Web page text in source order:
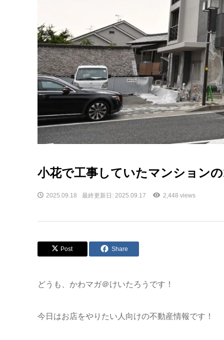
小花で工事していたマンション
2025.09.18 最終更新日: 2025.09.17 2,448 views
Post Share
どうも、かわマガ＠けいたろうです！
今日はお店をやりたい人向けの不動産情報です！